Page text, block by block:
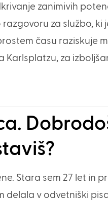
zanimivih
razgovoru za službo,
času raziskuje
Karlsplatzu, za
Stara sem 27 let in
delala v odvetniški